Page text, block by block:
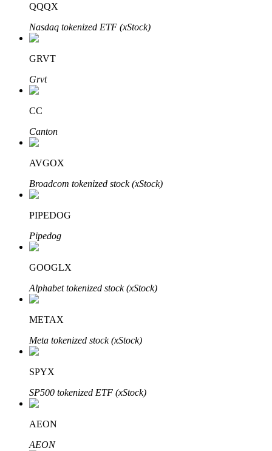
الاستثمار التلقائي
احصل على أرباح طويلة الأجل وفوائد مرنة
تعلم الستاكينغ
تعرف على كيفية كسب الدخل السلبي
شركاء بيترو
QQQX
Nasdaq tokenized ETF (xStock)
GRVT
Grvt
CC
Canton
AVGOX
Broadcom tokenized stock (xStock)
PIPEDOG
Pipedog
GOOGLX
Alphabet tokenized stock (xStock)
METAX
Meta tokenized stock (xStock)
SPYX
SP500 tokenized ETF (xStock)
AEON
AEON